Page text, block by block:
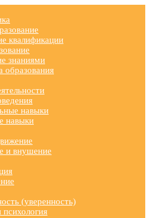
квалификации
знаниями
образования
навыки
навыки
и внушение
(уверенность)
психология